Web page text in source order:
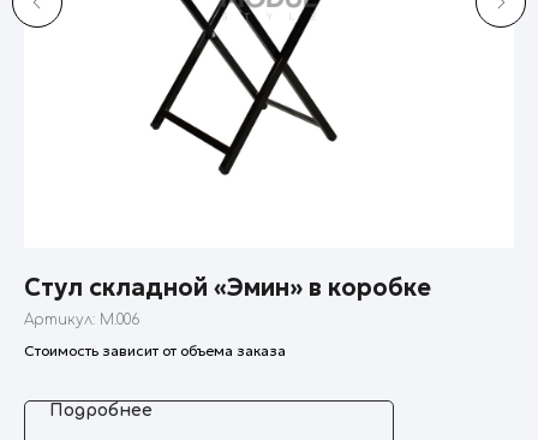
Стул складной «Эмин» в коробке
Артикул: M.006
Стоимость зависит от объема заказа
Подробнее